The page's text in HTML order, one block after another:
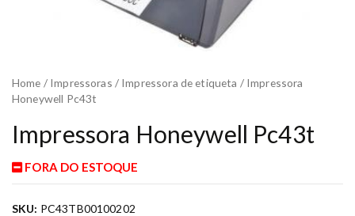
Home / Impressoras / Impressora de etiqueta / Impressora
Honeywell Pc43t
Impressora Honeywell Pc43t
FORA DO ESTOQUE
SKU: PC43TB00100202